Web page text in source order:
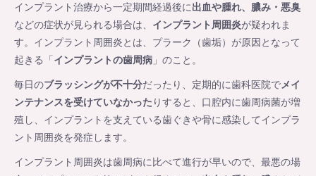
インプラント治療から一定期間経過後に出血や腫れ、膿み・悪臭
などの症状が見られる場合は、 インプラント周囲炎が疑われま
す。インプラント周囲炎とは、プラーク（歯垢）が原因となって
起きる「 インプラントの歯周病 」のこと。
毎日のブラッシングが不十分だったり、定期的に歯科医院でメイ
ンテナンスを受けていなかった りすると、口腔内に歯周病菌が増
殖し、インプラントを支えている歯ぐきや骨に感染してインプラ
ント周囲炎を発症します。
インプラント周囲炎は歯周病に比べて進行が早いので、最悪の場